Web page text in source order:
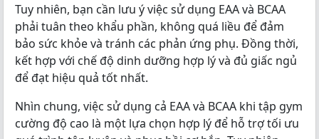
Tuy nhiên, bạn cần lưu ý việc sử dụng EAA và BCAA
phải tuân theo khẩu phần, không quá liều để đảm
bảo sức khỏe và tránh các phản ứng phụ. Đồng thời,
kết hợp với chế độ dinh dưỡng hợp lý và đủ giấc ngủ
để đạt hiệu quả tốt nhất.
Nhìn chung, việc sử dụng cả EAA và BCAA khi tập gym
cường độ cao là một lựa chọn hợp lý để hỗ trợ tối ưu